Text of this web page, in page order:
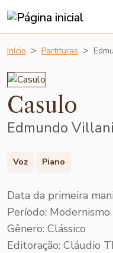
Início Partituras
Casulo
Edmundo
Voz Piano
Data da primeira
Período:
Gênero: Clássico
Editoração: Cláudio